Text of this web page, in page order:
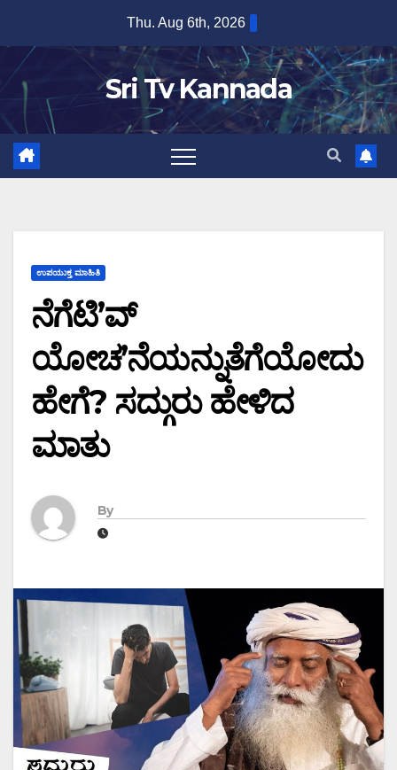
content
Thu. Aug 6th, 2026
Sri Tv Kannada
ಉಪಯುಕ್ತ ಮಾಹಿತಿ
ನೆಗೆಟಿ’ವ್
ಯೋಚ’ನೆಯನ್ನುತೆಗೆಯೋದು
ಹೇಗೆ? ಸದ್ಗುರು ಹೇಳಿದ
ಮಾತು
By